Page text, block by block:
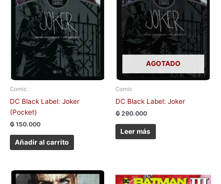
Comic
DC Black Label: Joker
(Pocket)
₲ 150.000
Añadir al carrito
AGOTADO
Comic
DC Black Label: Joker
₲ 290.000
Leer más